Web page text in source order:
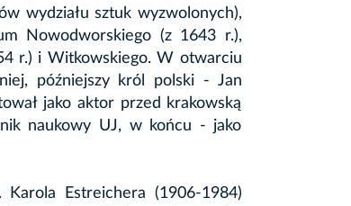
wydziału sztuk wyzwolonych),
Nowodworskiego (z 1643 r.),
r.) i Witkowskiego. W otwarciu
późniejszy król polski - Jan
jako aktor przed krakowską
naukowy UJ, w końcu - jako
Estreichera (1906-1984)